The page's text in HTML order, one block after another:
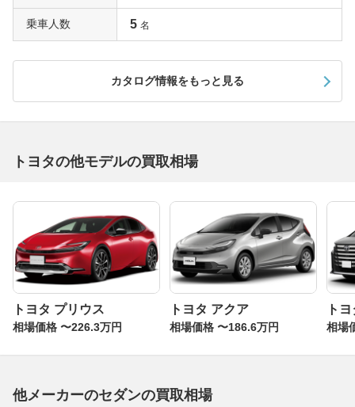
ションとした。インテリアも上質かつスポーティさを強調
させた仕上がりで、センタークラスターにはオーディオや
アムタイプにはレザー＋木目調、スポーツタイプにはレザ
ー＋パドルシフトを設定する。パワーユニットは3.5リッ
ターと2.5リッターのいずれもV6。3.5リッターは最高出力
318馬力、38.7kgmを発揮する高性能ユニットだ。一方の
ー＆トルクは若干低下したものの、10・15モード燃費は
マイナーチェンジは2012年と2016年に行われ、いずれも
内外装のリニューアルを実施。モデリスタの手によるコン
プリートカーやスポーツコンバージョン車のG’s、スポー
ツカーシリーズのGR SPORT、さらに2015年には350S
（2019年は350RDS）をベースに、3.5リッターV6に6速
MTを組み合わせたGRMNを設定するなど、スポーツ性を
高めた走りのモデルが数多く設定されている。
セダンに ’走り’ を「250S GRスポーツ」
乗車人数 5 名
カタログ情報をもっと見る
トヨタの他モデルの買取相場
トヨタ プリウス
相場価格 〜226.3万円
トヨタ アクア
相場価格 〜186.6万円
ト
相場
他メーカーのセダンの買取相場